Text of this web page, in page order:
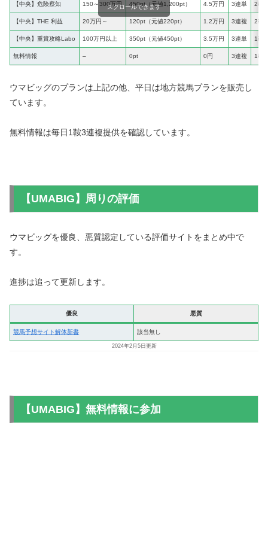
【中央】危険察知 150～300万円 450pt（元値1,200pt） 4.5万円 3連単 2鞍
【中央】THE 利益 20万円～ 120pt（元値220pt） 1.2万円 3連複 2鞍
【中央】重賞攻略Labo 100万円以上 350pt（元値450pt） 3.5万円 3連単 1鞍
無料情報 – 0pt 0円 3連複 1鞍
スクロールできます
ウマビッグのプランは上記の他、平日は地方競馬プランを販売し
ています。
無料情報は毎日1鞍3連複提供を確認しています。
【UMABIG】周りの評価
ウマビッグを優良、悪質認定している評価サイトをまとめ中で
す。
進捗は追って更新します。
優良 悪質
競馬予想サイト解体新書 該当無し
2024年2月5日更新
【UMABIG】無料情報に参加